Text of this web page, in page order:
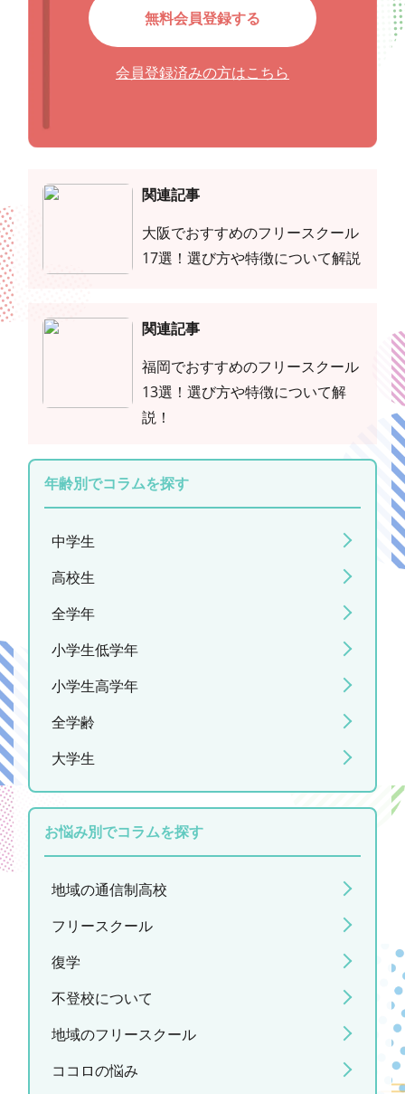
無料会員登録する
会員登録済みの方はこちら
関連記事
大阪でおすすめのフリースクール
17選！選び方や特徴について解説
関連記事
福岡でおすすめのフリースクール
13選！選び方や特徴について解
説！
年齢別でコラムを探す
中学生
高校生
全学年
小学生低学年
小学生高学年
全学齢
大学生
お悩み別でコラムを探す
地域の通信制高校
フリースクール
復学
不登校について
地域のフリースクール
ココロの悩み